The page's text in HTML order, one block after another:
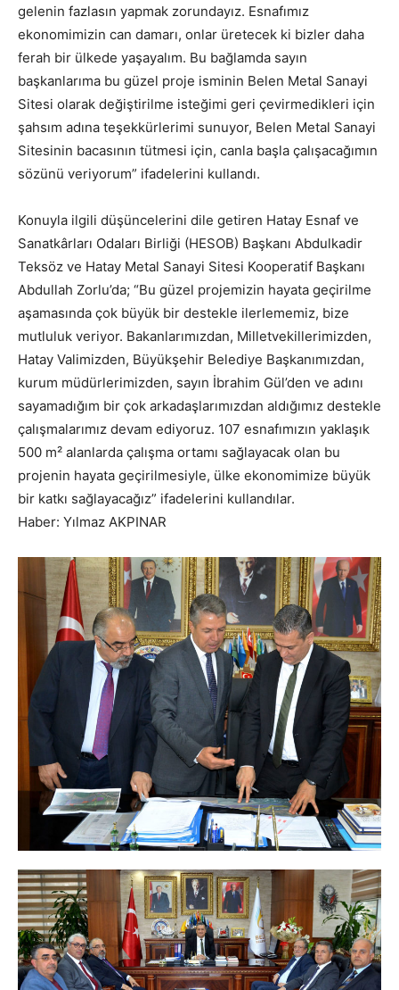
gelenin fazlasın yapmak zorundayız. Esnafımız
ekonomimizin can damarı, onlar üretecek ki bizler daha
ferah bir ülkede yaşayalım. Bu bağlamda sayın
başkanlarıma bu güzel proje isminin Belen Metal Sanayi
Sitesi olarak değiştirilme isteğimi geri çevirmedikleri için
şahsım adına teşekkürlerimi sunuyor, Belen Metal Sanayi
Sitesinin bacasının tütmesi için, canla başla çalışacağımın
sözünü veriyorum” ifadelerini kullandı.
Konuyla ilgili düşüncelerini dile getiren Hatay Esnaf ve
Sanatkârları Odaları Birliği (HESOB) Başkanı Abdulkadir
Teksöz ve Hatay Metal Sanayi Sitesi Kooperatif Başkanı
Abdullah Zorlu’da; “Bu güzel projemizin hayata geçirilme
aşamasında çok büyük bir destekle ilerlememiz, bize
mutluluk veriyor. Bakanlarımızdan, Milletvekillerimizden,
Hatay Valimizden, Büyükşehir Belediye Başkanımızdan,
kurum müdürlerimizden, sayın İbrahim Gül’den ve adını
sayamadığım bir çok arkadaşlarımızdan aldığımız destekle
çalışmalarımız devam ediyoruz. 107 esnafımızın yaklaşık
500 m² alanlarda çalışma ortamı sağlayacak olan bu
projenin hayata geçirilmesiyle, ülke ekonomimize büyük
bir katkı sağlayacağız” ifadelerini kullandılar.
Haber: Yılmaz AKPINAR